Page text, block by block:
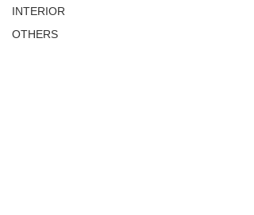
INTERIOR
OTHERS